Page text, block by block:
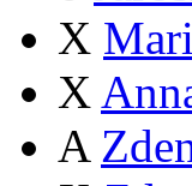
X
X
A